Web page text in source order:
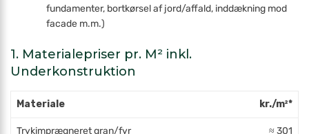
fundamenter, bortkørsel af jord/affald, inddækning mod
facade m.m.)
1. Materialepriser pr. M² inkl.
Underkonstruktion
Materiale kr./m²*
Trykimprægneret gran/fyr ≈ 301